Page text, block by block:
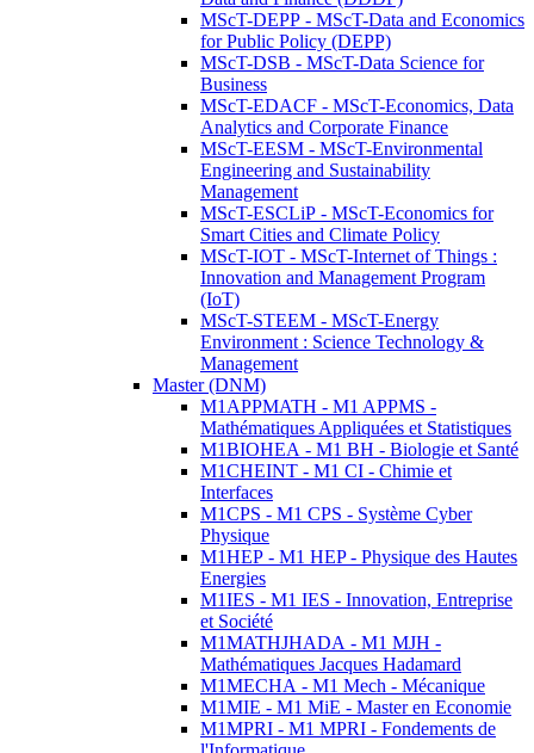
MScT-DEPP - MScT-Data and Economics
for Public Policy (DEPP)
MScT-DSB - MScT-Data Science for
Business
MScT-EDACF - MScT-Economics, Data
Analytics and Corporate Finance
MScT-EESM - MScT-Environmental
Engineering and Sustainability
Management
MScT-ESCLiP - MScT-Economics for
Smart Cities and Climate Policy
MScT-IOT - MScT-Internet of Things :
Innovation and Management Program
(IoT)
MScT-STEEM - MScT-Energy
Environment : Science Technology &
Management
Master (DNM)
M1APPMATH - M1 APPMS -
Mathématiques Appliquées et Statistiques
M1BIOHEA - M1 BH - Biologie et Santé
M1CHEINT - M1 CI - Chimie et
Interfaces
M1CPS - M1 CPS - Système Cyber
Physique
M1HEP - M1 HEP - Physique des Hautes
Energies
M1IES - M1 IES - Innovation, Entreprise
et Société
M1MATHJHADA - M1 MJH -
Mathématiques Jacques Hadamard
M1MECHA - M1 Mech - Mécanique
M1MIE - M1 MiE - Master en Economie
M1MPRI - M1 MPRI - Fondements de